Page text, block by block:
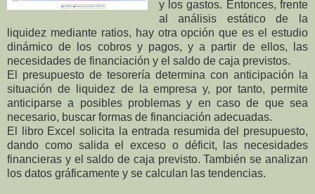
y los gastos. Entonces, frente
al análisis estático de la
liquidez mediante ratios, hay otra opción que es el estudio
dinámico de los cobros y pagos, y a partir de ellos, las
necesidades de financiación y el saldo de caja previstos.
El presupuesto de tesorería determina con anticipación la
situación de liquidez de la empresa y, por tanto, permite
anticiparse a posibles problemas y en caso de que sea
necesario, buscar formas de financiación adecuadas.
El libro Excel solicita la entrada resumida del presupuesto,
dando como salida el exceso o déficit, las necesidades
financieras y el saldo de caja previsto. También se analizan
los datos gráficamente y se calculan las tendencias.